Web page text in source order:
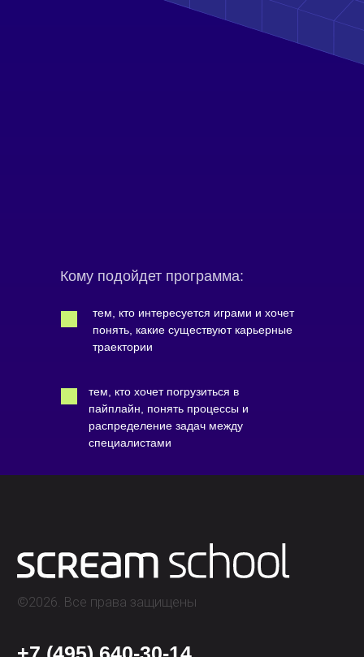
тем, кто интересуется играми и хочет
понять, какие существуют карьерные
траектории
тем, кто хочет погрузиться в
пайплайн, понять процессы и
распределение задач между
специалистами
Кому подойдет программа:
Способы оплаты и правила возврата